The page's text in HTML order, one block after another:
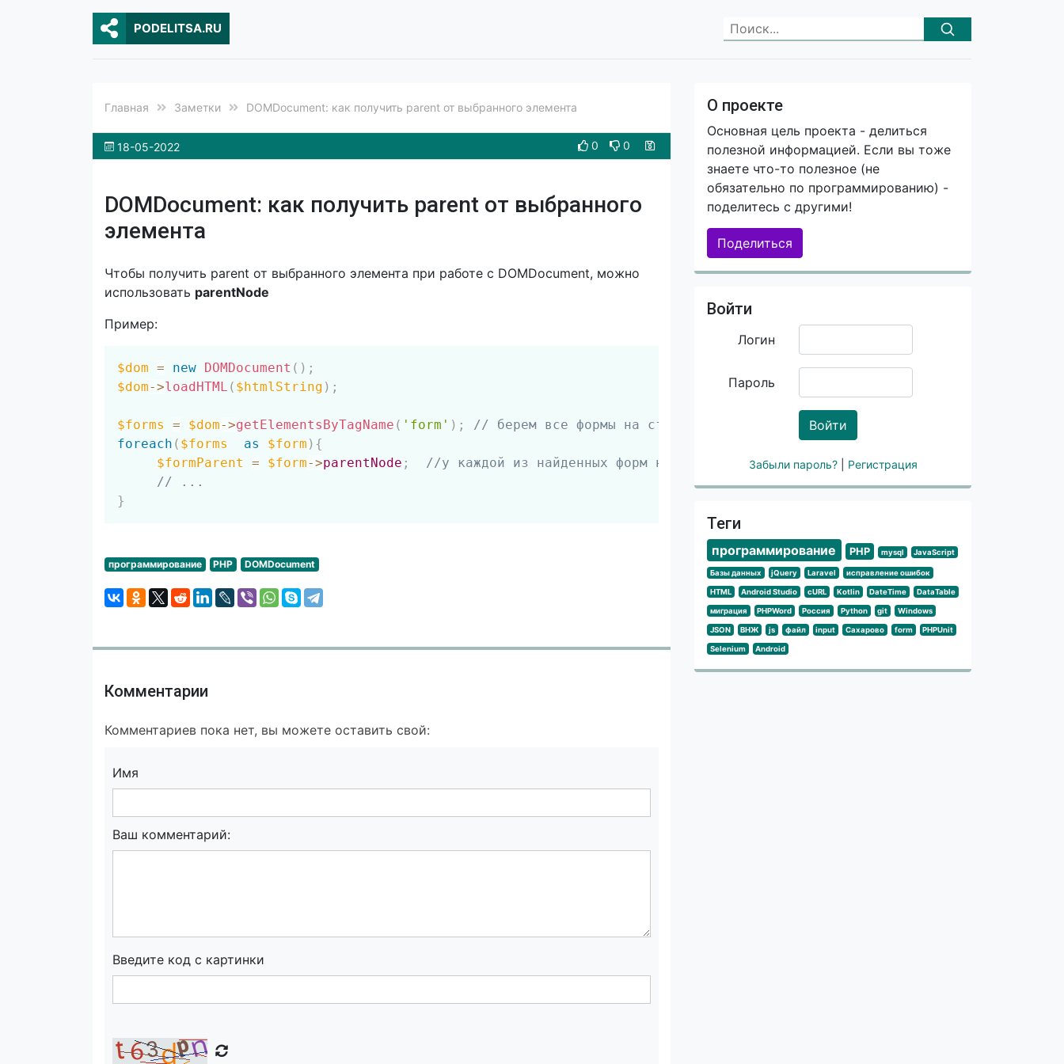
PODELITSA.RU
Главная Заметки DOMDocument: как получить parent от выбранного элемента
18-05-2022 0 0
DOMDocument: как получить parent от выбранного
элемента
Чтобы получить parent от выбранного элемента при работе с DOMDocument, можно
использовать parentNode
Пример:
$dom = new DOMDocument ( ) ;
$dom->loadHTML ( $htmlString ) ;
$forms = $dom->getElementsByTagName ( 'form' ) ;
// берем все формы на странице
foreach ( $forms as $form ) {
$formParent
= $form->parentNode ;
//у каждой из найденных форм находим parent
// ...
}
программирование PHP DOMDocument
Комментарии
Комментариев пока нет, вы можете оставить свой:
Имя
Ваш комментарий:
Введите код с картинки
О проекте
Основная цель проекта - делиться
полезной информацией. Если вы тоже
знаете что-то полезное (не
обязательно по программированию) -
поделитесь с другими!
Поделиться
Войти
Логин
Пароль
Войти
Забыли пароль? Регистрация
Теги
программирование PHP mysql JavaScript
Базы данных jQuery Laravel исправление ошибок
HTML Android Studio cURL Kotlin DateTime DataTable
миграция PHPWord Россия Python git Windows
JSON ВНЖ js файл input Сахарово form PHPUnit
Selenium Android